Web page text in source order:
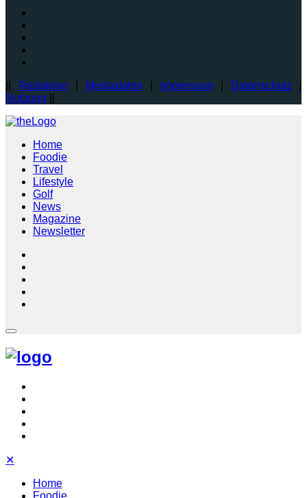
Redaktion Mediadaten Impressum| Datenschutz|
Nutzung
Home
Foodie
Travel
Lifestyle
Golf
News
Magazine
Newsletter
✕
Home